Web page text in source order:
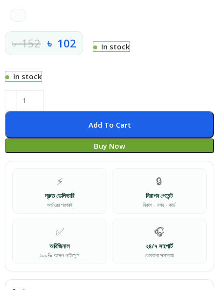
৳152 ৳ 102 In stock
In stock
Add To Cart
Buy Now
⚡
দ্রুত ডেলিভারি
অর্ডারের পরপরই
🔒
নিরাপদ পেমেন্ট
বিকাশ · নগদ · কার্ড
✅
অরিজিনাল
১০০% আসল লাইসেন্স
🎧
২৪/৭ সাপোর্ট
যেকোনো সমস্যায়